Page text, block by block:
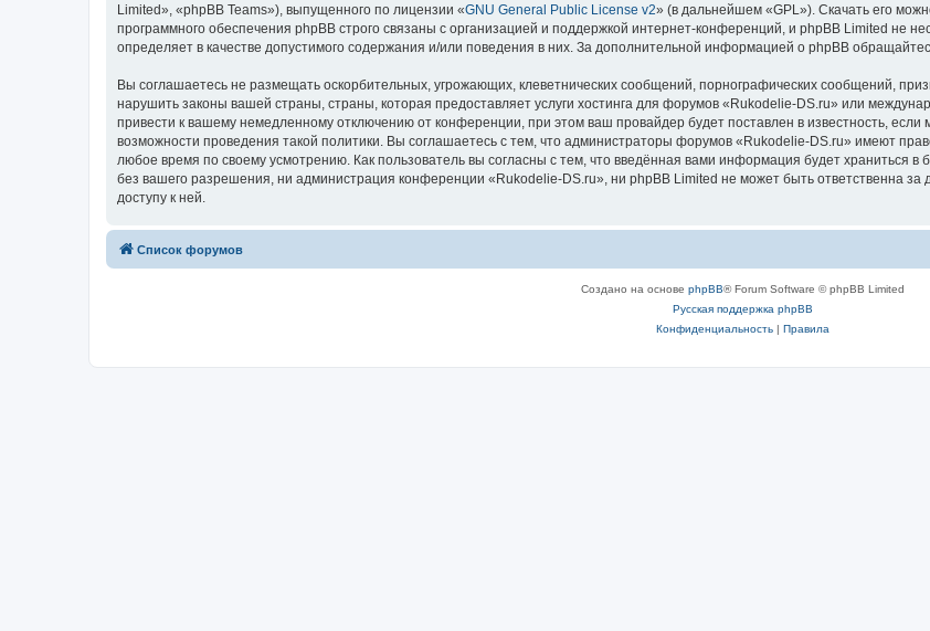
Limited», «phpBB Teams»), выпущенного по лицензии «GNU General Public License v2» (в дальнейшем «GPL»). Скачать его
программного обеспечения phpBB строго связаны с организацией и поддержкой интернет-конференций, и phpBB Limited не
определяет в качестве допустимого содержания и/или поведения в них. За дополнительной информацией о phpBB
Вы соглашаетесь не размещать оскорбительных, угрожающих, клеветнических сообщений, порнографических сообщений,
нарушить законы вашей страны, страны, которая предоставляет услуги хостинга для форумов «Rukodelie-DS.ru» или
привести к вашему немедленному отключению от конференции, при этом ваш провайдер будет поставлен в известность,
возможности проведения такой политики. Вы соглашаетесь с тем, что администраторы форумов «Rukodelie-DS.ru» имеют
любое время по своему усмотрению. Как пользователь вы согласны с тем, что введённая вами информация будет храниться
без вашего разрешения, ни администрация конференции «Rukodelie-DS.ru», ни phpBB Limited не может быть ответственна за
доступу к ней.
Список форумов
Создано на основе phpBB® Forum Software © phpBB Limited
Русская поддержка phpBB
Конфиденциальность| Правила